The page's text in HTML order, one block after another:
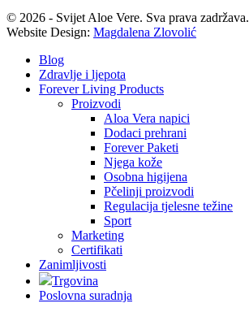
© 2026 - Svijet Aloe Vere. Sva prava zadržava.
Website Design: Magdalena Zlovolić
Blog
Zdravlje i ljepota
Forever Living Products
Proizvodi
Aloa Vera napici
Dodaci prehrani
Forever Paketi
Njega kože
Osobna higijena
Pčelinji proizvodi
Regulacija tjelesne težine
Sport
Marketing
Certifikati
Zanimljivosti
Trgovina
Poslovna suradnja